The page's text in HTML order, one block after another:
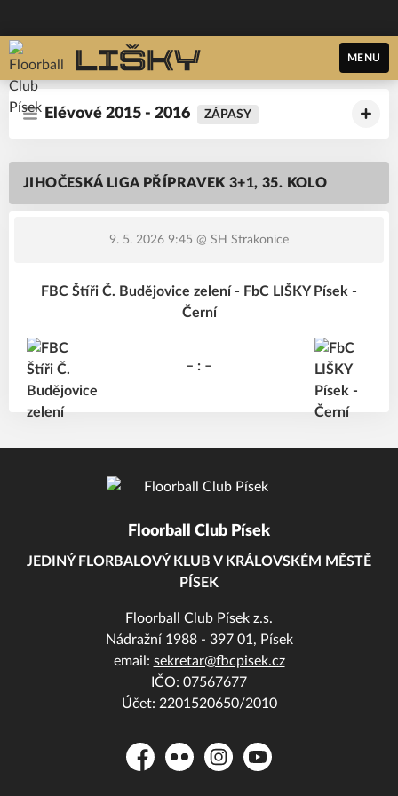
MENU
Elévové 2015 - 2016 ZÁPASY
JIHOČESKÁ LIGA PŘÍPRAVEK 3+1, 35. KOLO
9. 5. 2026 9:45 @ SH Strakonice
FBC Štíři Č. Budějovice zelení - FbC LIŠKY Písek -
Černí
– : –
Floorball Club Písek
JEDINÝ FLORBALOVÝ KLUB V KRÁLOVSKÉM MĚSTĚ
PÍSEK
Floorball Club Písek z.s.
Nádražní 1988 - 397 01, Písek
email: sekretar@fbcpisek.cz
IČO: 07567677
Účet: 2201520650/2010
FacebookFlickr InstagramYouTube